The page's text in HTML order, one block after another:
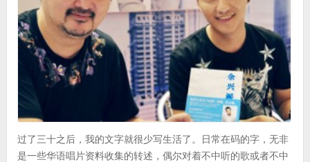
过了三十之后，我的文字就很少写生活了。日常在码的字，无非
是一些华语唱片资料收集的转述，偶尔对着不中听的歌或者不中